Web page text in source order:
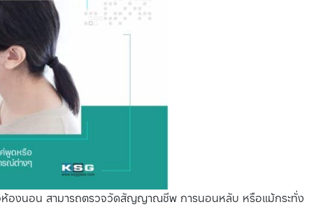
องนอน สามารถตรวจวัดสัญญาณชีพ การนอนหลับ หรือแม้กระทั่ง